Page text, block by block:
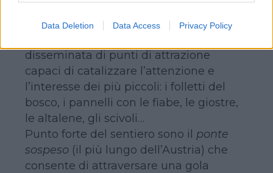
Data Deletion Data Access Privacy Policy
pensata per rendere meravigliosa
disseminata di punti di attrazione
capaci di catalizzare l’attenzione e
l’interesse dei più piccoli: i folletti del
bosco, i pannelli con le fiabe, le giostre,
le altalene, gli scivoli…
Punto forte del sentiero sono il ponte
sospeso(il più lungo dell’Austria) che
consente di attraversare una gola